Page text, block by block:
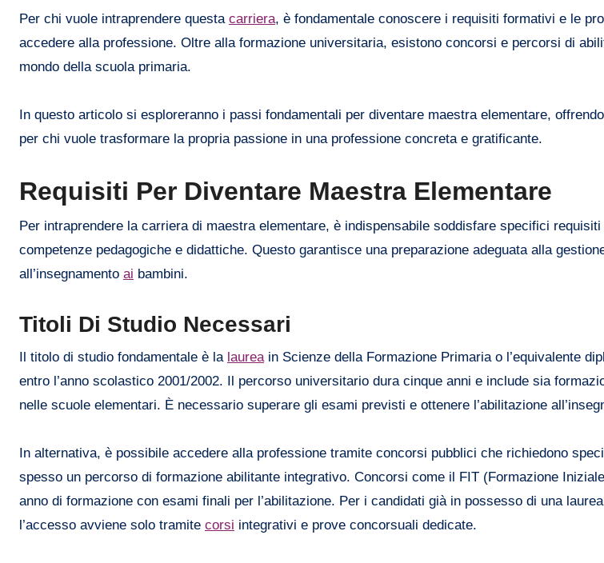
Per chi vuole intraprendere questa carriera, è fondamentale conoscere i requisiti formativi e le
accedere alla professione. Oltre alla formazione universitaria, esistono concorsi e percorsi di
mondo della scuola primaria.
In questo articolo si esploreranno i passi fondamentali per diventare maestra elementare,
per chi vuole trasformare la propria passione in una professione concreta e gratificante.
Requisiti Per Diventare Maestra Elementare
Per intraprendere la carriera di maestra elementare, è indispensabile soddisfare specifici
competenze pedagogiche e didattiche. Questo garantisce una preparazione adeguata alla
all’insegnamento ai bambini.
Titoli Di Studio Necessari
Il titolo di studio fondamentale è la laureain Scienze della Formazione Primaria o l’equivalente
entro l’anno scolastico 2001/2002. Il percorso universitario dura cinque anni e include sia
nelle scuole elementari. È necessario superare gli esami previsti e ottenere l’abilitazione
In alternativa, è possibile accedere alla professione tramite concorsi pubblici che richiedono
spesso un percorso di formazione abilitante integrativo. Concorsi come il FIT (Formazione
anno di formazione con esami finali per l’abilitazione. Per i candidati già in possesso di una
l’accesso avviene solo tramite corsi integrativi e prove concorsuali dedicate.